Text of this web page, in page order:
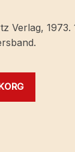
Verlag, 1973.